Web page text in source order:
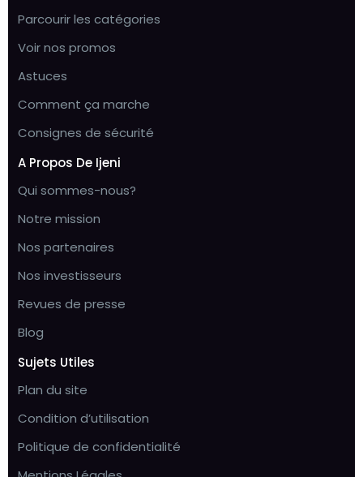
Parcourir les catégories
Voir nos promos
Astuces
Comment ça marche
Consignes de sécurité
A Propos De Ijeni
Qui sommes-nous?
Notre mission
Nos partenaires
Nos investisseurs
Revues de presse
Blog
Sujets Utiles
Plan du site
Condition d’utilisation
Politique de confidentialité